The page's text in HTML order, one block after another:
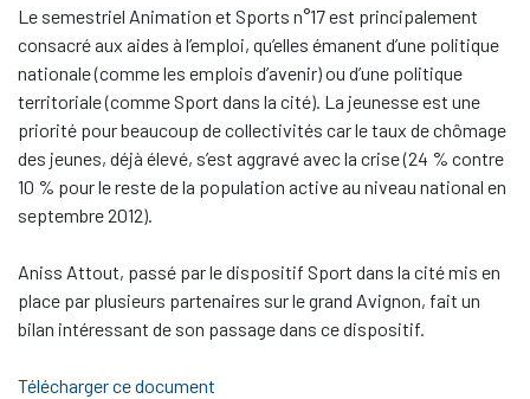
Le semestriel Animation et Sports n°17 est principalement
consacré aux aides à l’emploi, qu’elles émanent d’une politique
nationale (comme les emplois d’avenir) ou d’une politique
territoriale (comme Sport dans la cité). La jeunesse est une
priorité pour beaucoup de collectivités car le taux de chômage
des jeunes, déjà élevé, s’est aggravé avec la crise (24 % contre
10 % pour le reste de la population active au niveau national en
septembre 2012).
Aniss Attout, passé par le dispositif Sport dans la cité mis en
place par plusieurs partenaires sur le grand Avignon, fait un
bilan intéressant de son passage dans ce dispositif.
Télécharger ce document